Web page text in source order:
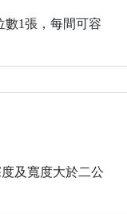
數1張，每間可容
及寬度大於二公